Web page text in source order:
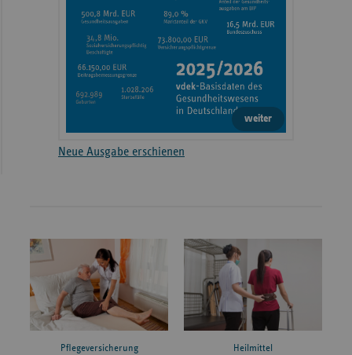
weiter
Neue Ausgabe erschienen
Pflegeversicherung Heilmittel